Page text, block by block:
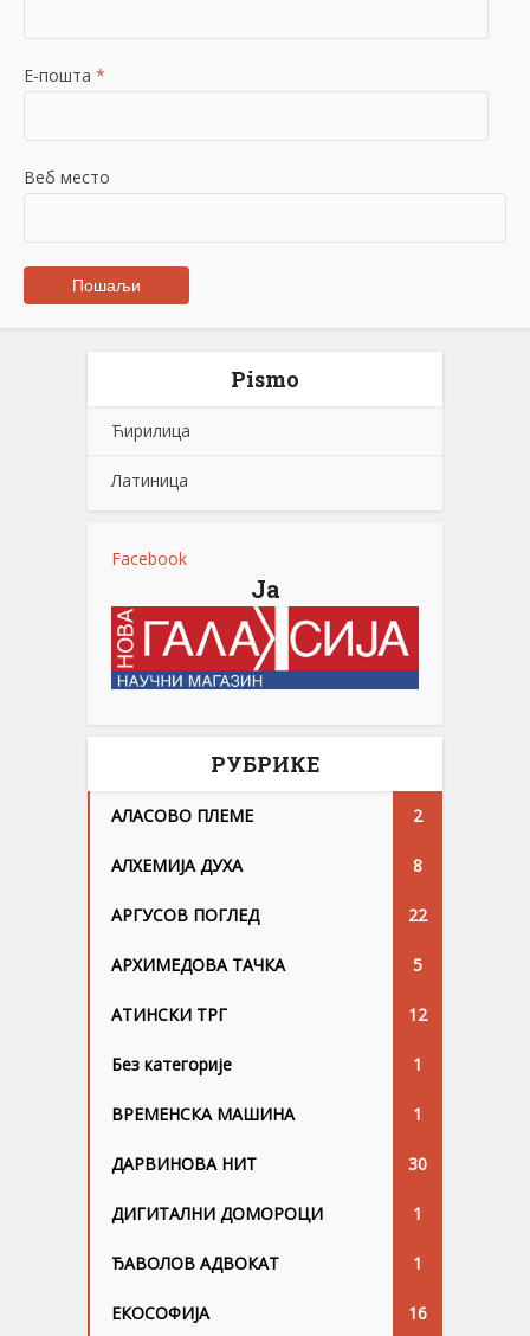
Е-пошта *
Веб место
Pismo
Ћирилица
Латиница
Facebook
Ја
РУБРИКЕ
АЛАСОВО ПЛЕМЕ 2
АЛХЕМИЈА ДУХА 8
АРГУСОВ ПОГЛЕД 22
АРХИМЕДОВА ТАЧКА 5
АТИНСКИ ТРГ 12
Без категорије 1
ВРЕМЕНСКА МАШИНА 1
ДАРВИНОВА НИТ 30
ДИГИТАЛНИ ДОМОРОЦИ 1
ЂАВОЛОВ АДВОКАТ 1
ЕКОСОФИЈА 16